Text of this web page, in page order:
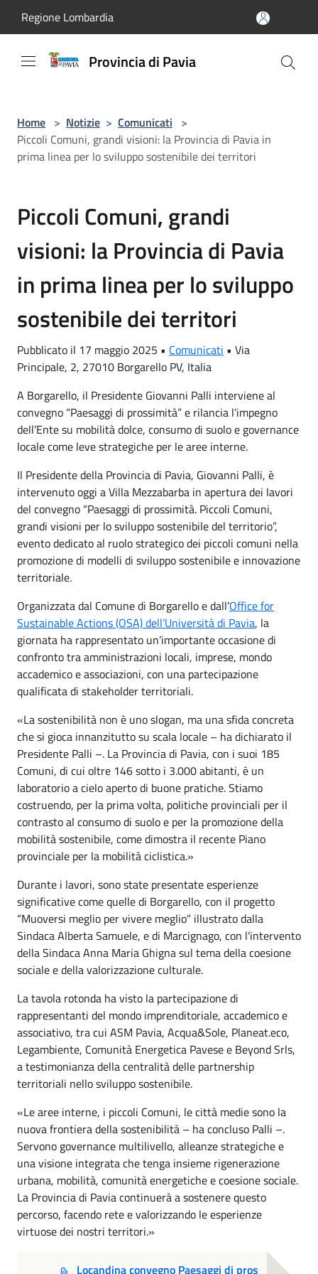
Regione Lombardia
Provincia di Pavia
Home > Notizie > Comunicati >
Piccoli Comuni, grandi visioni: la Provincia di Pavia in
prima linea per lo sviluppo sostenibile dei territori
Piccoli Comuni, grandi
visioni: la Provincia di Pavia
in prima linea per lo sviluppo
sostenibile dei territori
Pubblicato il 17 maggio 2025 • Comunicati • Via
Principale, 2, 27010 Borgarello PV, Italia
A Borgarello, il Presidente Giovanni Palli interviene al
convegno “Paesaggi di prossimità” e rilancia l’impegno
dell’Ente su mobilità dolce, consumo di suolo e governance
locale come leve strategiche per le aree interne.
Il Presidente della Provincia di Pavia, Giovanni Palli, è
intervenuto oggi a Villa Mezzabarba in apertura dei lavori
del convegno “Paesaggi di prossimità. Piccoli Comuni,
grandi visioni per lo sviluppo sostenibile del territorio”,
evento dedicato al ruolo strategico dei piccoli comuni nella
promozione di modelli di sviluppo sostenibile e innovazione
territoriale.
Organizzata dal Comune di Borgarello e dall’Office for
Sustainable Actions (OSA) dell’Università di Pavia, la
giornata ha rappresentato un’importante occasione di
confronto tra amministrazioni locali, imprese, mondo
accademico e associazioni, con una partecipazione
qualificata di stakeholder territoriali.
«La sostenibilità non è uno slogan, ma una sfida concreta
che si gioca innanzitutto su scala locale – ha dichiarato il
Presidente Palli –. La Provincia di Pavia, con i suoi 185
Comuni, di cui oltre 146 sotto i 3.000 abitanti, è un
laboratorio a cielo aperto di buone pratiche. Stiamo
costruendo, per la prima volta, politiche provinciali per il
contrasto al consumo di suolo e per la promozione della
mobilità sostenibile, come dimostra il recente Piano
provinciale per la mobilità ciclistica.»
Durante i lavori, sono state presentate esperienze
significative come quelle di Borgarello, con il progetto
“Muoversi meglio per vivere meglio” illustrato dalla
Sindaca Alberta Samuele, e di Marcignago, con l’intervento
della Sindaca Anna Maria Ghigna sul tema della coesione
sociale e della valorizzazione culturale.
La tavola rotonda ha visto la partecipazione di
rappresentanti del mondo imprenditoriale, accademico e
associativo, tra cui ASM Pavia, Acqua&Sole, Planeat.eco,
Legambiente, Comunità Energetica Pavese e Beyond Srls,
a testimonianza della centralità delle partnership
territoriali nello sviluppo sostenibile.
«Le aree interne, i piccoli Comuni, le città medie sono la
nuova frontiera della sostenibilità – ha concluso Palli –.
Servono governance multilivello, alleanze strategiche e
una visione integrata che tenga insieme rigenerazione
urbana, mobilità, comunità energetiche e coesione sociale.
La Provincia di Pavia continuerà a sostenere questo
percorso, facendo rete e valorizzando le esperienze
virtuose dei nostri territori.»
Locandina convegno Paesaggi di pros